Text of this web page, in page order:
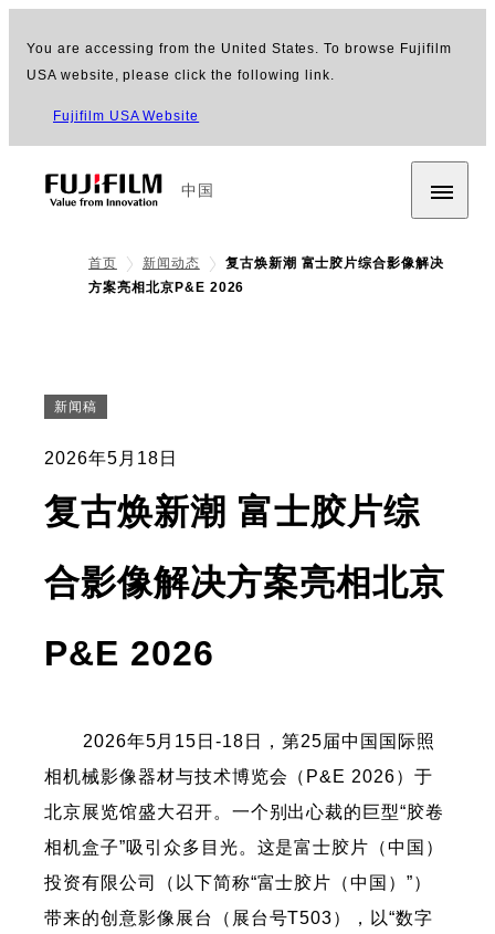
You are accessing from the United States. To browse Fujifilm
USA website, please click the following link.
Fujifilm USA Website
中国
首页 新闻动态
复古焕新潮 富士胶片综合影像解决
方案亮相北京P&E 2026
新闻稿
2026年5月18日
复古焕新潮 富士胶片综
合影像解决方案亮相北京
P&E 2026
2026年5月15日-18日，第25届中国国际照
相机械影像器材与技术博览会（P&E 2026）于
北京展览馆盛大召开。一个别出心裁的巨型“胶卷
相机盒子”吸引众多目光。这是富士胶片（中国）
投资有限公司（以下简称“富士胶片（中国）”）
带来的创意影像展台（展台号T503），以“数字